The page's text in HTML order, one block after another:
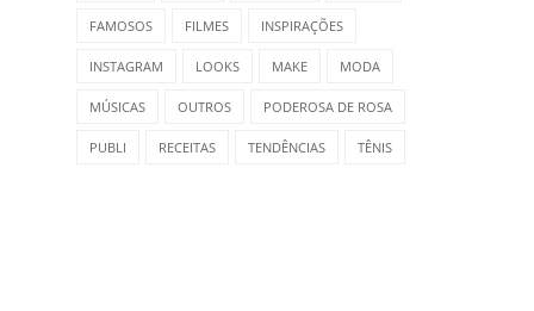
FAMOSOS FILMES INSPIRAÇÕES
INSTAGRAM LOOKS MAKE MODA
MÚSICAS OUTROS PODEROSA DE ROSA
PUBLI RECEITAS TENDÊNCIAS TÊNIS